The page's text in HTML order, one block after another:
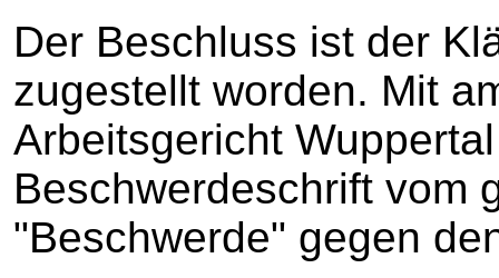
Der Beschluss ist der
zugestellt worden. Mit
Arbeitsgericht
Beschwerdeschrift vom
"Beschwerde" gegen